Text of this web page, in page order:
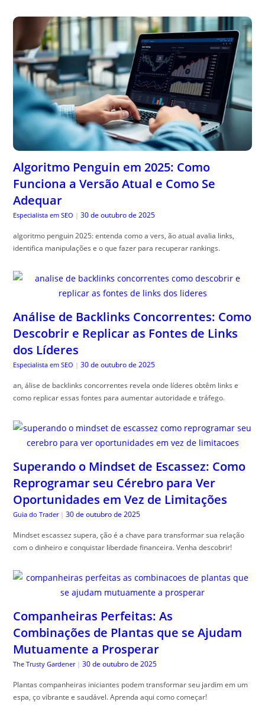
Algoritmo Penguin em 2025: Como
Funciona a Versão Atual e Como Se
Adequar
Especialista em SEO | 30 de outubro de 2025
algoritmo penguin 2025: entenda como a vers, ão atual avalia links,
identifica manipulações e o que fazer para recuperar rankings.
Análise de Backlinks Concorrentes: Como
Descobrir e Replicar as Fontes de Links
dos Líderes
Especialista em SEO | 30 de outubro de 2025
an, álise de backlinks concorrentes revela onde líderes obtêm links e
como replicar essas fontes para aumentar autoridade e tráfego.
Superando o Mindset de Escassez: Como
Reprogramar seu Cérebro para Ver
Oportunidades em Vez de Limitações
Guia do Trader | 30 de outubro de 2025
Mindset escassez supera, ção é a chave para transformar sua relação
com o dinheiro e conquistar liberdade financeira. Venha descobrir!
Companheiras Perfeitas: As
Combinações de Plantas que se Ajudam
Mutuamente a Prosperar
The Trusty Gardener | 30 de outubro de 2025
Plantas companheiras iniciantes podem transformar seu jardim em um
espa, ço vibrante e saudável. Aprenda aqui como começar!